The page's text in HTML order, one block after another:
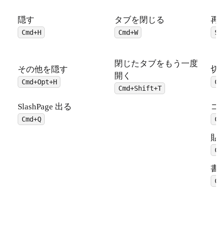
隠す
Cmd+H
タブを閉じる
Cmd+W
その他を隠す
Cmd+Opt+H
閉じたタブをもう一度
開く
Cmd+Shift+T
SlashPage 出る
Cmd+Q